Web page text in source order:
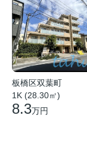
板橋区双葉町
1K (28.30㎡)
8.3万円